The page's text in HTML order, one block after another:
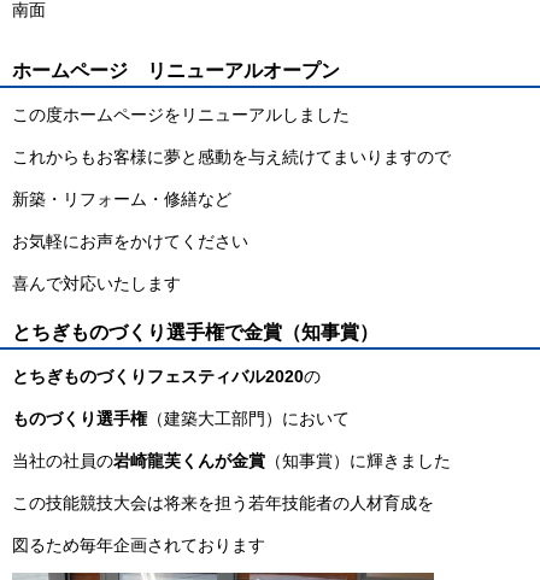
南面
ホームページ リニューアルオープン
この度ホームページをリニューアルしました
これからもお客様に夢と感動を与え続けてまいりますので
新築・リフォーム・修繕など
お気軽にお声をかけてください
喜んで対応いたします
とちぎものづくり選手権で金賞（知事賞）
とちぎものづくりフェスティバル2020の
ものづくり選手権（建築大工部門）において
当社の社員の岩崎龍芙くんが金賞 （知事賞）に輝きました
この技能競技大会は将来を担う若年技能者の人材育成を
図るため毎年企画されております